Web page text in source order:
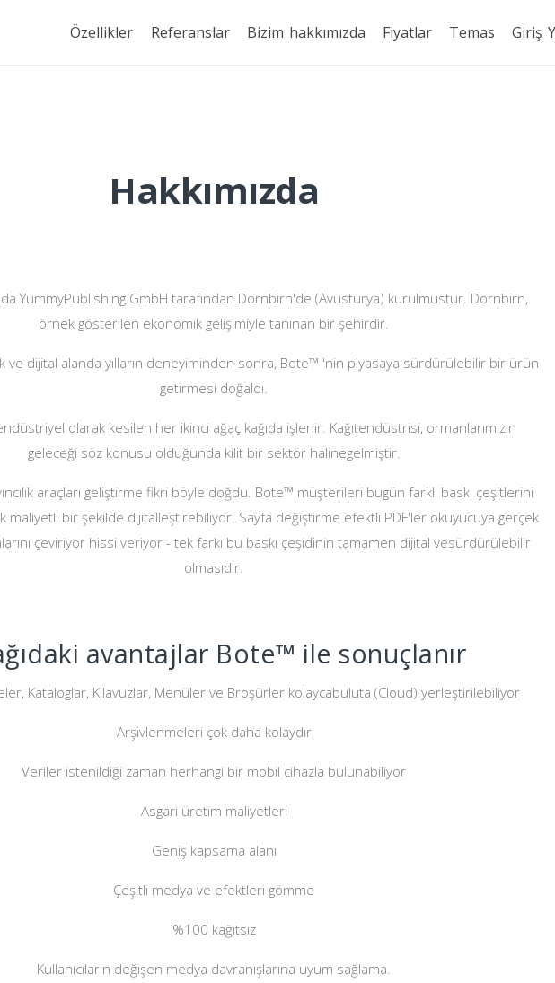
Özellikler Referanslar Bizim hakkımızda Fiyatlar Temas Giriş
Hakkımızda
YummyPublishing GmbH tarafından Dornbirn'de (Avusturya) kurulmustur. Dornbirn,
örnek gösterilen ekonomik gelişimiyle tanınan bir şehirdir.
ve dijital alanda yılların deneyiminden sonra, Bote™ 'nin piyasaya sürdürülebilir bir ürün
getirmesi doğaldı.
olarak kesilen her ikinci ağaç kağıda işlenir. Kağıtendüstrisi, ormanlarımızın
geleceği söz konusu olduğunda kilit bir sektör halinegelmiştir.
araçları geliştirme fikri böyle doğdu. Bote™ müşterileri bugün farklı baskı çeşitlerini
maliyetli bir şekilde dijitalleştirebiliyor. Sayfa değiştirme efektli PDF'ler okuyucuya gerçek
çeviriyor hissi veriyor - tek farkı bu baskı çeşidinin tamamen dijital vesürdürülebilir
olmasıdır.
avantajlar Bote™ ile sonuçlanır
Kataloglar, Kılavuzlar, Menüler ve Broşürler kolaycabuluta (Cloud) yerleştirilebiliyor
Arşivlenmeleri çok daha kolaydır
Veriler istenildiği zaman herhangi bir mobil cihazla bulunabiliyor
Asgari üretim maliyetleri
Geniş kapsama alanı
Çeşitli medya ve efektleri gömme
%100 kağıtsız
Kullanıcıların değişen medya davranışlarına uyum sağlama.